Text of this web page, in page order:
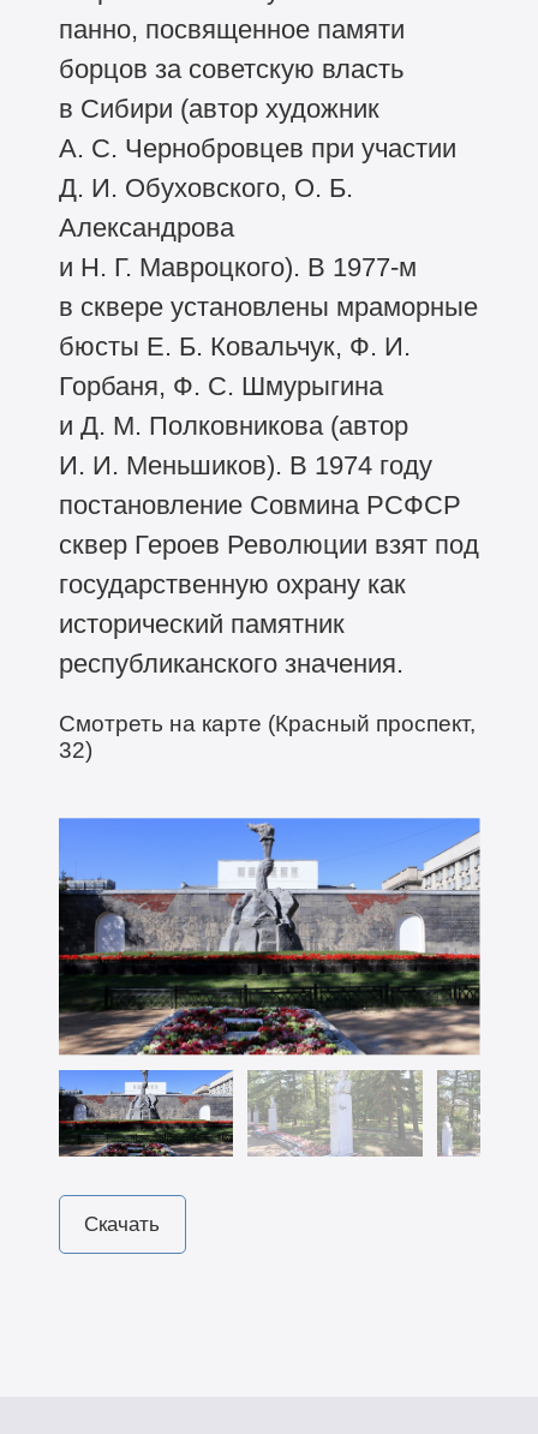
панно, посвященное памяти
борцов за советскую власть
в Сибири (автор художник
А. С. Чернобровцев при участии
Д. И. Обуховского, О. Б.
Александрова
и Н. Г. Мавроцкого). В 1977-м
в сквере установлены мраморные
бюсты Е. Б. Ковальчук, Ф. И.
Горбаня, Ф. С. Шмурыгина
и Д. М. Полковникова (автор
И. И. Меньшиков). В 1974 году
постановление Совмина РСФСР
сквер Героев Революции взят под
государственную охрану как
исторический памятник
республиканского значения.
Смотреть на карте (Красный проспект,
32)
Скачать